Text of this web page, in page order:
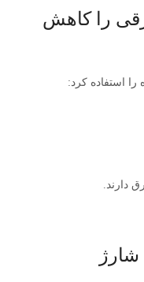
را کاهش
استفاده کرد:
دارند.
شارژ